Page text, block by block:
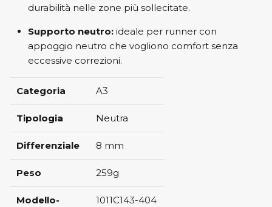
durabilità nelle zone più sollecitate.
Supporto neutro: ideale per runner con
appoggio neutro che vogliono comfort senza
eccessive correzioni.
Categoria A3
Tipologia Neutra
Differenziale 8 mm
Peso 259g
Modello-
1011C143-404